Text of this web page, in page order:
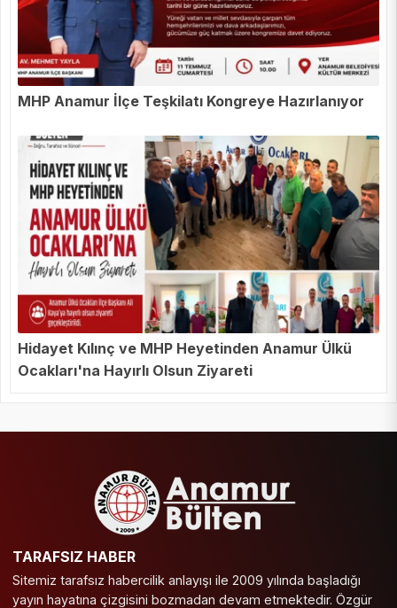
MHP Anamur İlçe Teşkilatı Kongreye Hazırlanıyor
Hidayet Kılınç ve MHP Heyetinden Anamur Ülkü
Ocakları'na Hayırlı Olsun Ziyareti
TARAFSIZ HABER
Sitemiz tarafsız habercilik anlayışı ile 2009 yılında başladığı
yayın hayatına çizgisini bozmadan devam etmektedir. Özgür